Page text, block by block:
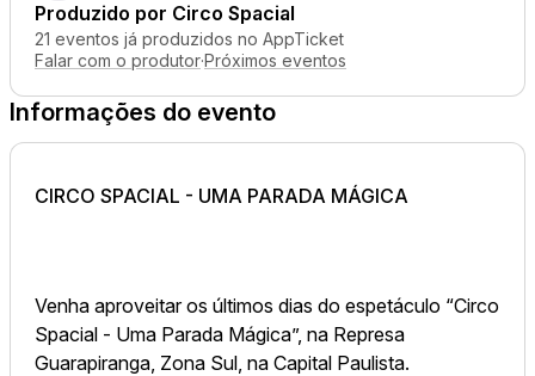
Produzido por Circo Spacial
21 eventos já produzidos no AppTicket
Falar com o produtor·Próximos eventos
Informações do evento
CIRCO SPACIAL - UMA PARADA MÁGICA
Venha aproveitar os últimos dias do espetáculo “Circo
Spacial - Uma Parada Mágica”, na Represa
Guarapiranga, Zona Sul, na Capital Paulista.